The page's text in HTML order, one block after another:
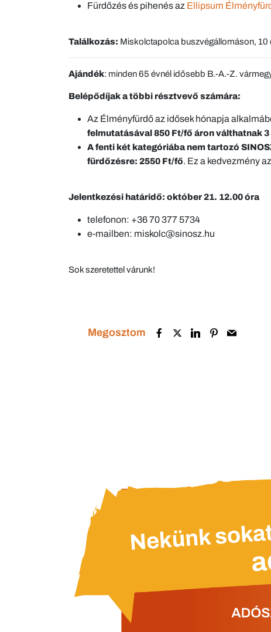
Fürdőzés és pihenés az Ellipsum
Találkozás: Miskolctapolca buszvégállomáson, 10
Ajándék: minden 65 évnél idősebb B.-A.-Z.
Belépődíjak a többi résztvevő számára:
Az Élményfürdő az idősek hónapja
felmutatásával 850 Ft/fő áron válthatnak
A fenti két kategóriába nem tartozó
fürdőzésre: 2550 Ft/fő. Ez a kedvezmény
Jelentkezési határidő: október 21. 12.00 óra
telefonon: +36 70 377 5734
e-mailben: miskolc@sinosz.hu
Sok szeretettel várunk!
Megosztom